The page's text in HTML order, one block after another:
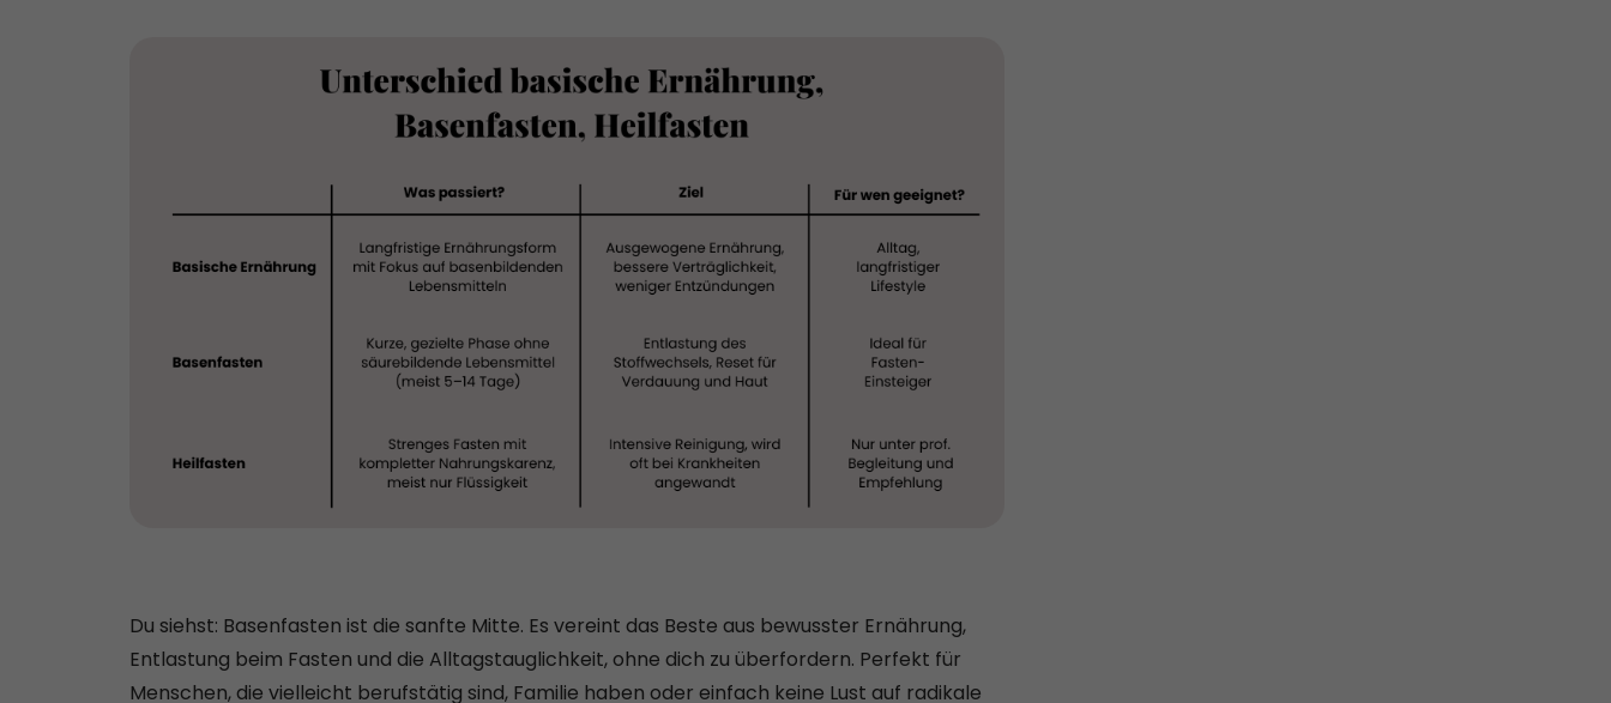
Du siehst: Basenfasten ist die sanfte Mitte. Es vereint das Beste aus bewusster Ernährung,
Entlastung beim Fasten und die Alltagstauglichkeit, ohne dich zu überfordern. Perfekt für
Menschen, die vielleicht berufstätig sind, Familie haben oder einfach keine Lust auf radikale